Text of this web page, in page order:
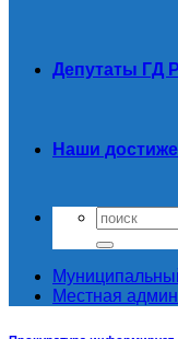
Депутаты ГД
Наши
Местная